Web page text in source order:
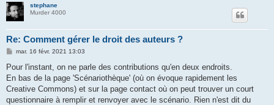
stephane
Murder 4000
Re: Comment gérer le droit des auteurs ?
M
s
a
g
mar. 16 févr. 2021 13:03
Pour l'instant, on ne parle des contributions qu'en deux endroits.
En bas de la page 'Scénariothèque' (où on évoque rapidement les
Creative Commons) et sur la page contact où on peut trouver un court
questionnaire à remplir et renvoyer avec le scénario. Rien n'est dit du